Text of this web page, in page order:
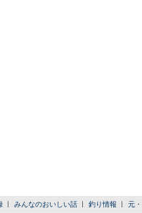
みんなのおいしい話 釣り情報 元